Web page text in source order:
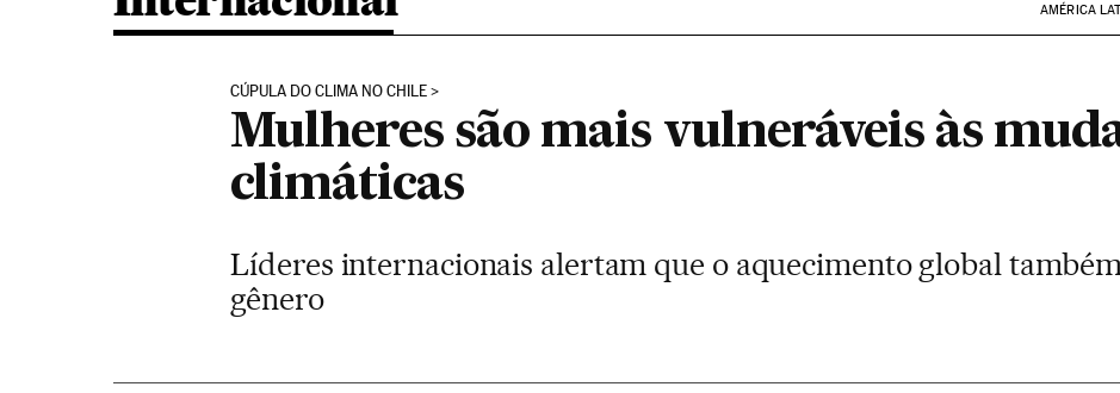
AMÉRICA
CÚPULA DO CLIMA NO CHILE
Mulheres são mais vulneráveis às
climáticas
Líderes internacionais alertam que o aquecimento global
gênero